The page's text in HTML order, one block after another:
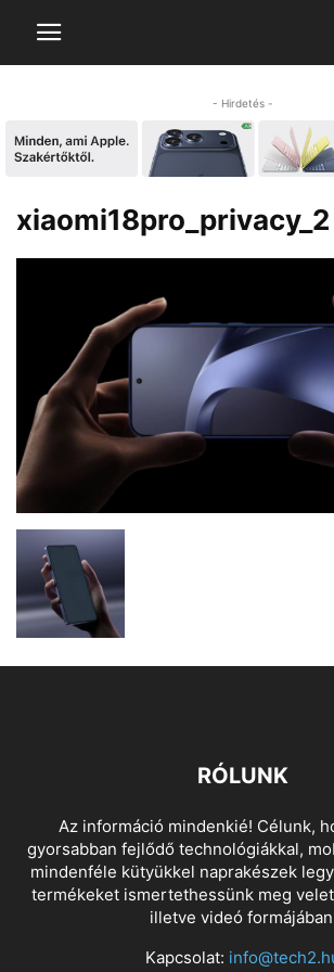
- Hirdetés -
xiaomi18pro_privacy_2
RÓLUNK
Az információ mindenkié! Célunk,
gyorsabban fejlődő technológiákkal,
mindenféle kütyükkel naprakészek
termékeket ismertethessünk meg
illetve videó
Kapcsolat: